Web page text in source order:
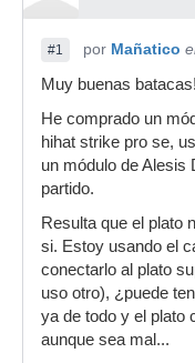
#1 por Mañatico
Muy buenas batacas!
He comprado un
hihat strike pro se,
un módulo de Alesis
partido.
Resulta que el plato
si. Estoy usando el
conectarlo al plato
uso otro), ¿puede
ya de todo y el plato
aunque sea mal...